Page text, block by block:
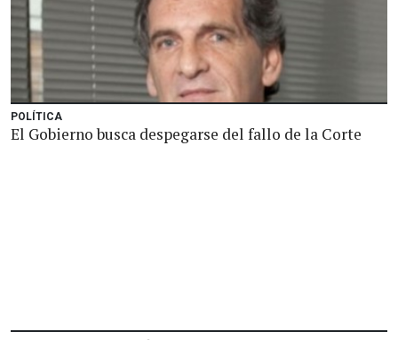
POLÍTICA
El Gobierno busca despegarse del fallo de la Corte